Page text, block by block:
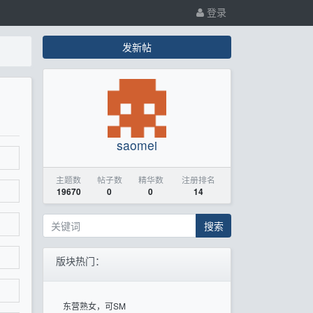
登录
发新帖
saomei
主题数
19670
帖子数
0
精华数
0
注册排名
14
搜索
版块热门：
东营熟女，可SM